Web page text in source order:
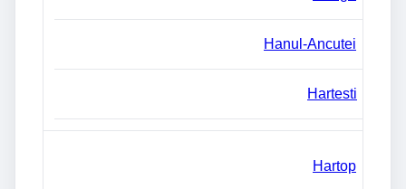
Hanul-Ancutei
Hartesti
Hartop